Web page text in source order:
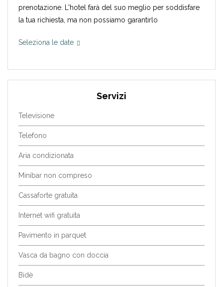
prenotazione. L'hotel farà del suo meglio per soddisfare
la tua richiesta, ma non possiamo garantirlo
Seleziona le date
Servizi
Televisione
Telefono
Aria condizionata
Minibar non compreso
Cassaforte gratuita
Internet wifi gratuita
Pavimento in parquet
Vasca da bagno con doccia
Bidè